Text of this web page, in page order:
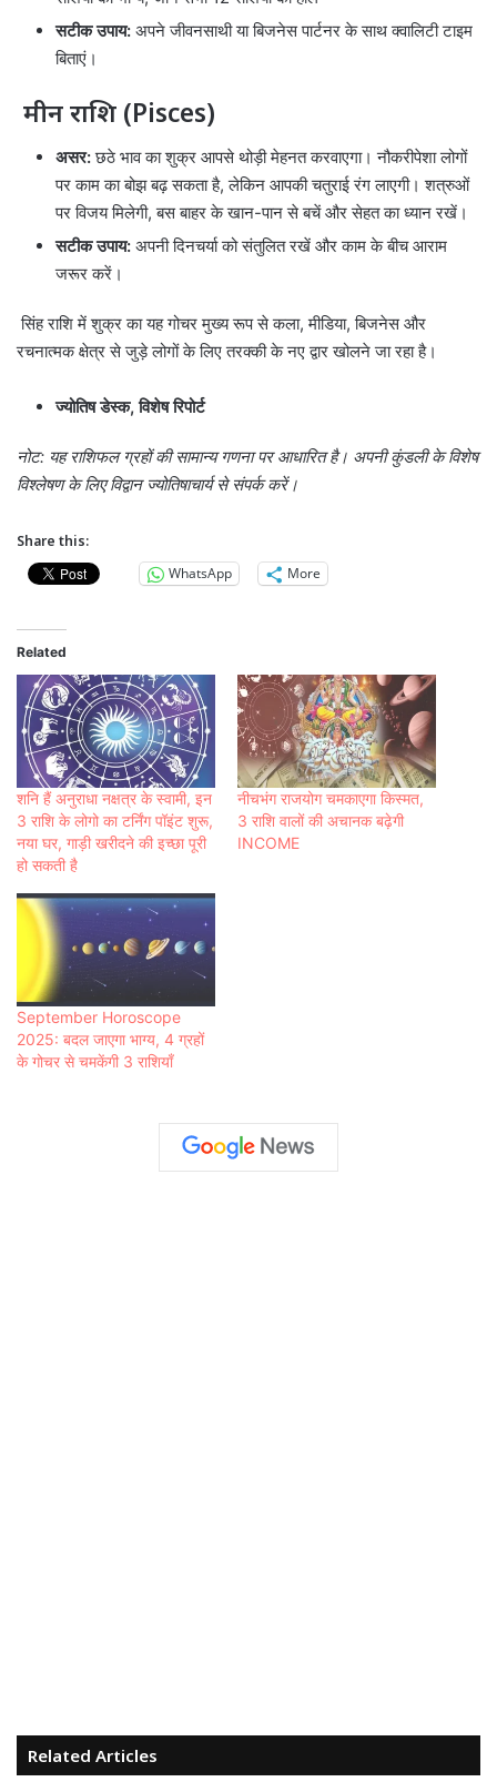
सटीक उपाय: अपने जीवनसाथी या बिजनेस पार्टनर के साथ क्वालिटी टाइम
बिताएं।
मीन राशि (Pisces)
असर:छठे भाव का शुक्र आपसे थोड़ी मेहनत करवाएगा। नौकरीपेशा लोगों
पर काम का बोझ बढ़ सकता है, लेकिन आपकी चतुराई रंग लाएगी। शत्रुओं
पर विजय मिलेगी, बस बाहर के खान-पान से बचें और सेहत का ध्यान रखें।
सटीक उपाय: अपनी दिनचर्या को संतुलित रखें और काम के बीच आराम
जरूर करें।
सिंह राशि में शुक्र का यह गोचर मुख्य रूप से कला, मीडिया, बिजनेस और
रचनात्मक क्षेत्र से जुड़े लोगों के लिए तरक्की के नए द्वार खोलने जा रहा है।
ज्योतिष डेस्क, विशेष रिपोर्ट
नोट: यह राशिफल ग्रहों की सामान्य गणना पर आधारित है। अपनी कुंडली के विशेष
विश्लेषण के लिए विद्वान ज्योतिषाचार्य से संपर्क करें।
Share this:
WhatsApp
More
Related
शनि हैं अनुराधा नक्षत्र के स्‍वामी, इन
3 राशि के लोगो का टर्निंग पॉइंट शुरू,
नया घर, गाड़ी खरीदने की इच्छा पूरी
हो सकती है
नीचभंग राजयोग चमकाएगा किस्‍मत,
3 राशि वालों की अचानक बढ़ेगी
INCOME
September Horoscope
2025: बदल जाएगा भाग्य, 4 ग्रहों
के गोचर से चमकेंगी 3 राशियाँ
Related Articles